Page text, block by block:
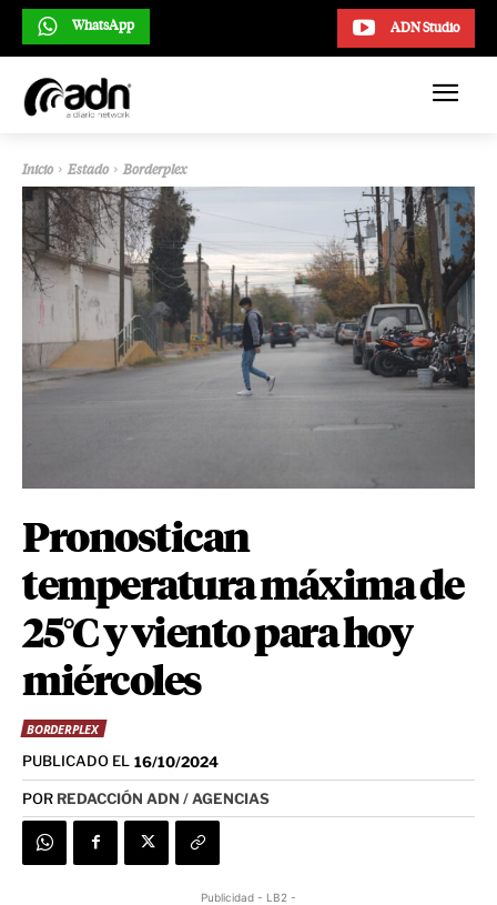
ADN Studio
WhatsApp
Inicio Estado Borderplex
Pronostican
temperatura máxima de
25°C y viento para hoy
miércoles
BORDERPLEX
PUBLICADO EL 16/10/2024
POR REDACCIÓN ADN / AGENCIAS
Publicidad - LB2 -